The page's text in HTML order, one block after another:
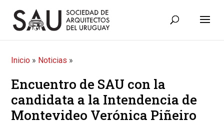
Inicio » Noticias »
Encuentro de SAU con la
candidata a la Intendencia de
Montevideo Verónica Piñeiro